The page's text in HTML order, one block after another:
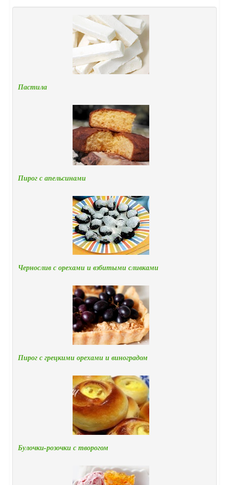
Пастила
Пирог с апельсинами
Чернослив с орехами и взбитыми сливками
Пирог с грецкими орехами и виноградом
Булочки-розочки с творогом